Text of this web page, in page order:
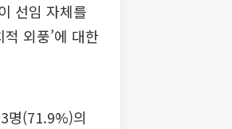
선임 자체를
외풍’에 대한
명(71.9%)의